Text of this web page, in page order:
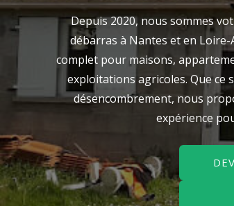
Depuis 2020, nous sommes
débarras à Nantes et en
complet pour maisons,
exploitations agricoles. Que ce
désencombrement, nous
expérience